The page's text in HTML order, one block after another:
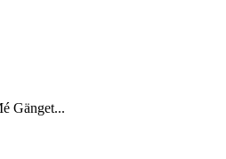
Gänget...